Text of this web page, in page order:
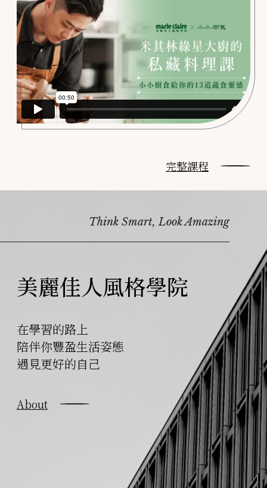
完整課程
Think Smart, Look Amazing
美麗佳人風格學院
在學習的路上
陪伴你豐盈生活姿態
遇見更好的自己
About